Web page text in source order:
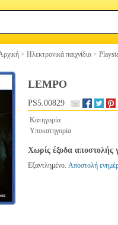
> Ηλεκτρονικά παιχνίδια >
LEMPO
PS5.00829
Κατηγορία
Υποκατηγορία
Χωρίς έξοδα αποστολής
Εξαντλημένο. Αποστολή